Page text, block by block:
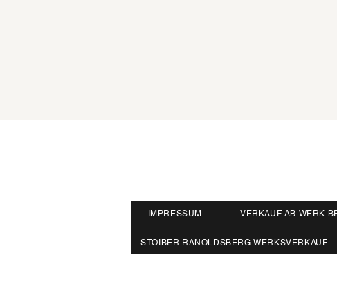
IMPRESSUM VERKAUF AB WERK
STOIBER RANOLDSBERG WERKSVERKAUF